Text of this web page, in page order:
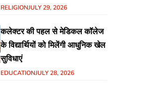
RELIGIONJULY 29, 2026
कलेक्टर की पहल से मेडिकल कॉलेज
के विद्यार्थियों को मिलेंगी आधुनिक खेल
सुविधाएं
EDUCATIONJULY 28, 2026